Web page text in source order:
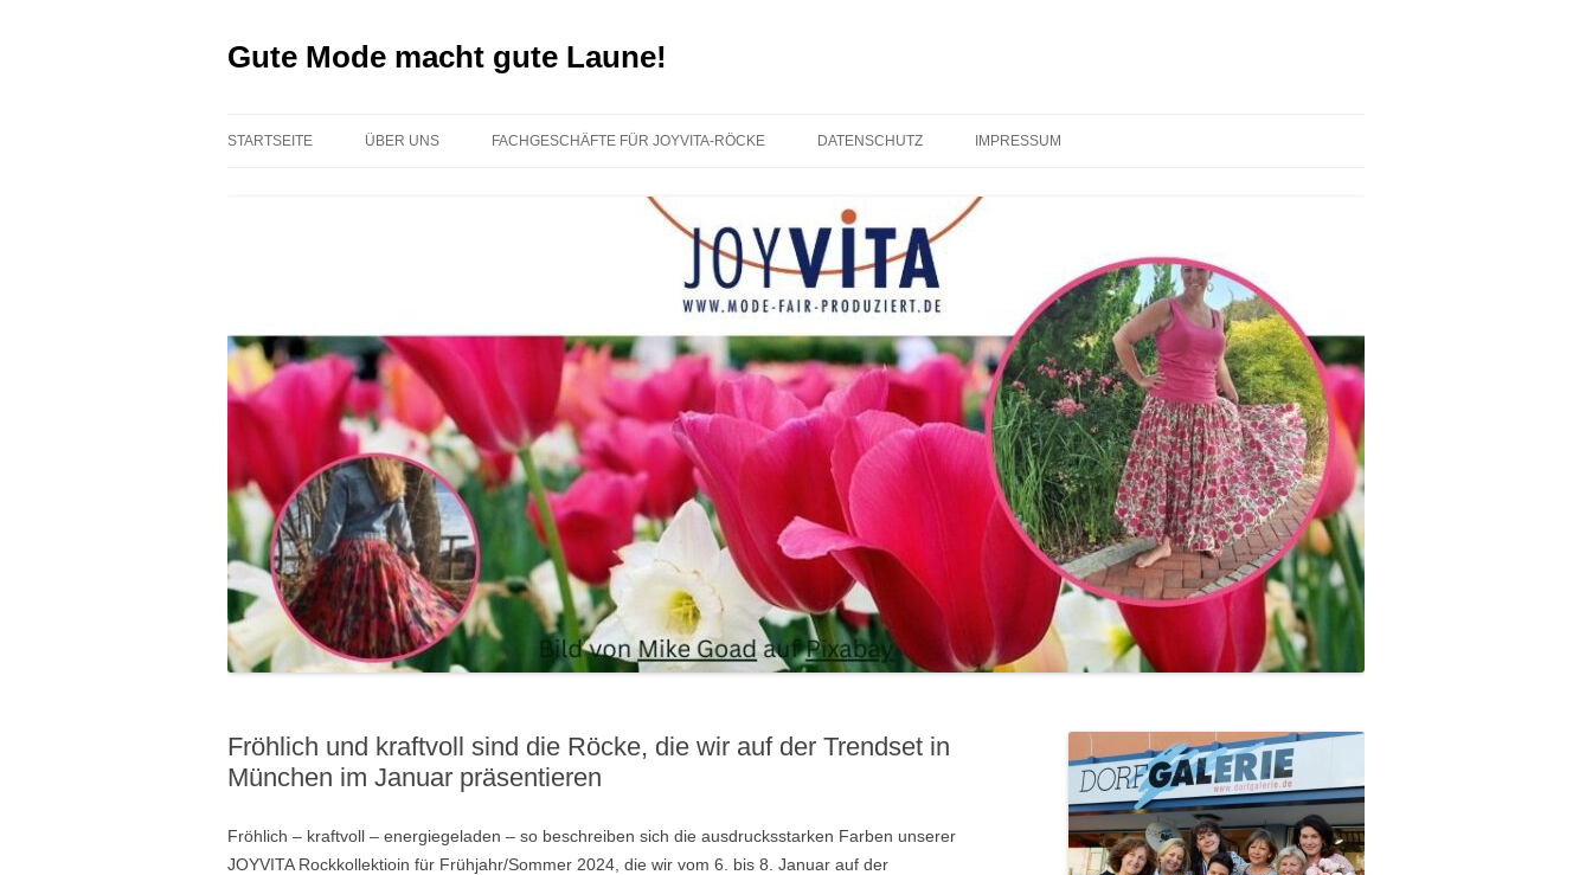
Gute Mode macht gute Laune!
STARTSEITE ÜBER UNS FACHGESCHÄFTE FÜR JOYVITA-RÖCKE DATENSCHUTZ IMPRESSUM
Fröhlich und kraftvoll sind die Röcke, die wir auf der Trendset in
München im Januar präsentieren
Fröhlich – kraftvoll – energiegeladen – so beschreiben sich die ausdrucksstarken Farben unserer
JOYVITA Rockkollektioin für Frühjahr/Sommer 2024, die wir vom 6. bis 8. Januar auf der